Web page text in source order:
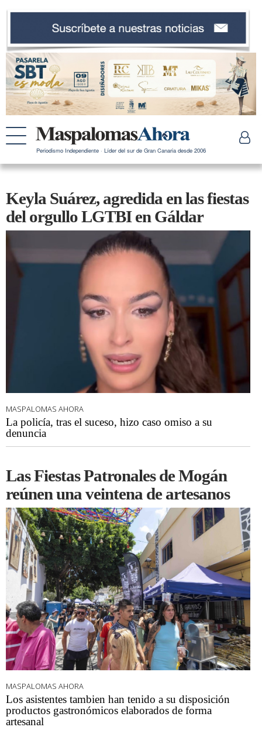
Periodismo Independiente · Líder del sur de Gran Canaria desde 2006
Keyla Suárez, agredida en las fiestas
del orgullo LGTBI en Gáldar
MASPALOMAS AHORA
La policía, tras el suceso, hizo caso omiso a su
denuncia
Las Fiestas Patronales de Mogán
reúnen una veintena de artesanos
MASPALOMAS AHORA
Los asistentes tambien han tenido a su disposición
productos gastronómicos elaborados de forma
artesanal